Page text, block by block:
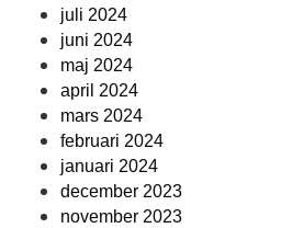
juli 2024
juni 2024
maj 2024
april 2024
mars 2024
februari 2024
januari 2024
december 2023
november 2023